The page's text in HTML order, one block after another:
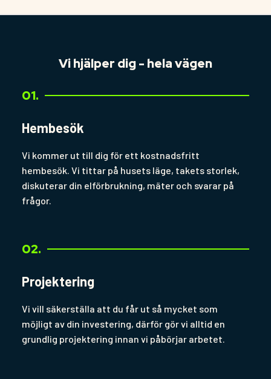
Vi hjälper dig - hela vägen
01.
Hembesök
Vi kommer ut till dig för ett kostnadsfritt
hembesök. Vi tittar på husets läge, takets storlek,
diskuterar din elförbrukning, mäter och svarar på
frågor.
02.
Projektering
Vi vill säkerställa att du får ut så mycket som
möjligt av din investering, därför gör vi alltid en
grundlig projektering innan vi påbörjar arbetet.